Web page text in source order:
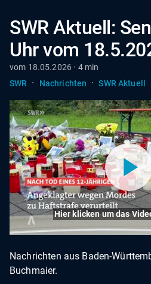
SWR Aktuell:
Uhr vom
vom 18.05.2026 · 4 min
SWR
· Nachrichten · SWR Aktuell
Hier klicken um das
Nachrichten aus Baden-
Buchmaier.